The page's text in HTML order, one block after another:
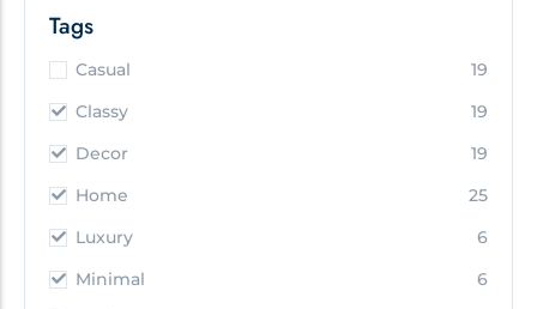
Tags
Casual
19
Classy
19
Decor
19
Home
25
Luxury
6
Minimal
6